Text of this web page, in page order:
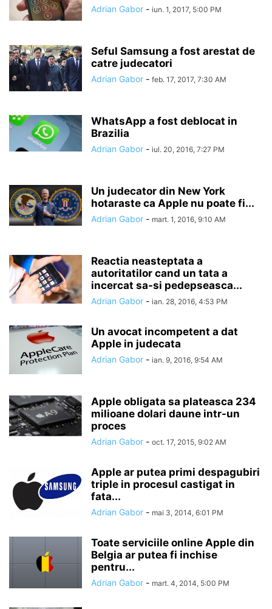
Adrian Gabor - iun. 1, 2017, 5:00 PM
Seful Samsung a fost arestat de
catre judecatori
Adrian Gabor - feb. 17, 2017, 7:30 AM
WhatsApp a fost deblocat in
Brazilia
Adrian Gabor - iul. 20, 2016, 7:27 PM
Un judecator din New York
hotaraste ca Apple nu poate fi...
Adrian Gabor - mart. 1, 2016, 9:10 AM
Reactia neasteptata a
autoritatilor cand un tata a
incercat sa-si pedepseasca...
Adrian Gabor - ian. 28, 2016, 4:53 PM
Un avocat incompetent a dat
Apple in judecata
Adrian Gabor - ian. 9, 2016, 9:54 AM
Apple obligata sa plateasca 234
milioane dolari daune intr-un
proces
Adrian Gabor - oct. 17, 2015, 9:02 AM
Apple ar putea primi despagubiri
triple in procesul castigat in
fata...
Adrian Gabor - mai 3, 2014, 6:01 PM
Toate serviciile online Apple din
Belgia ar putea fi inchise
pentru...
Adrian Gabor - mart. 4, 2014, 5:00 PM